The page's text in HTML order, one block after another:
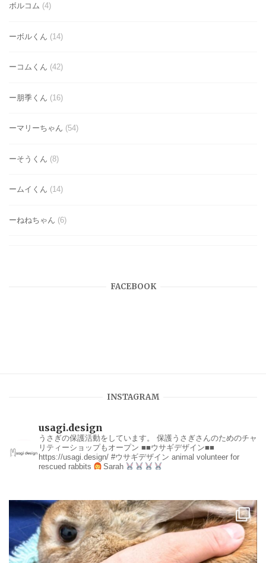
ボルコム (4)
ーボルくん (14)
ーコムくん (42)
ー朋季くん (16)
ーマリーちゃん (54)
ーそうくん (8)
ームイくん (14)
ーねねちゃん (6)
FACEBOOK
INSTAGRAM
usagi.design
うさぎの保護活動をしています。
保護うさぎさんのためのチャ
リティーショップもオープン ■■ウサギデザイン■■
https://usagi.design/ #ウサギデザイン animal volunteer for
rescued rabbits
Sarah